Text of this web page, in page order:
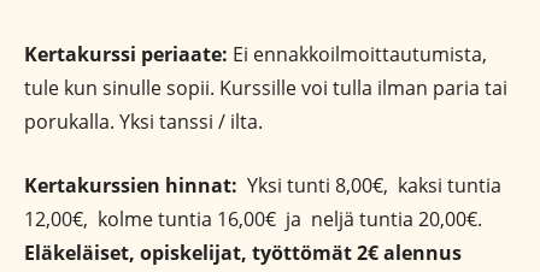
Kertakurssi periaate: Ei ennakkoilmoittautumista,
tule kun sinulle sopii. Kurssille voi tulla ilman paria tai
porukalla. Yksi tanssi / ilta.
Kertakurssien hinnat: Yksi tunti 8,00€, kaksi tuntia
12,00€, kolme tuntia 16,00€ ja neljä tuntia 20,00€.
Eläkeläiset, opiskelijat, työttömät 2€ alennus